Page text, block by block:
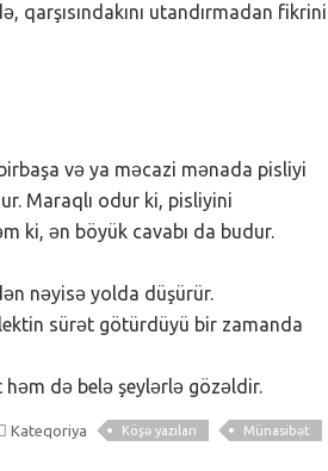
utandırmadan fikrini
birbaşa və ya məcazi mənada pisliyi
Maraqlı odur ki, pisliyini
ki, ən böyük cavabı da budur.
nəyisə yolda düşürür.
sürət götürdüyü bir zamanda
həm də belə şeylərlə gözəldir.
Kateqoriya Köşə yazıları Münasibət